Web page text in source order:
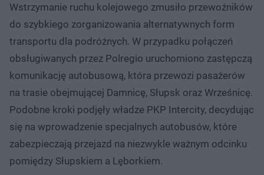
Wstrzymanie ruchu kolejowego zmusiło przewoźników
do szybkiego zorganizowania alternatywnych form
transportu dla podróżnych. W przypadku połączeń
obsługiwanych przez Polregio uruchomiono zastępczą
komunikację autobusową, która przewozi pasażerów
na trasie obejmującej Damnicę, Słupsk oraz Wrześnicę.
Podobne kroki podjęły władze PKP Intercity, decydując
się na wprowadzenie specjalnych autobusów, które
zabezpieczają przejazd na niezwykle ważnym odcinku
pomiędzy Słupskiem a Lęborkiem.